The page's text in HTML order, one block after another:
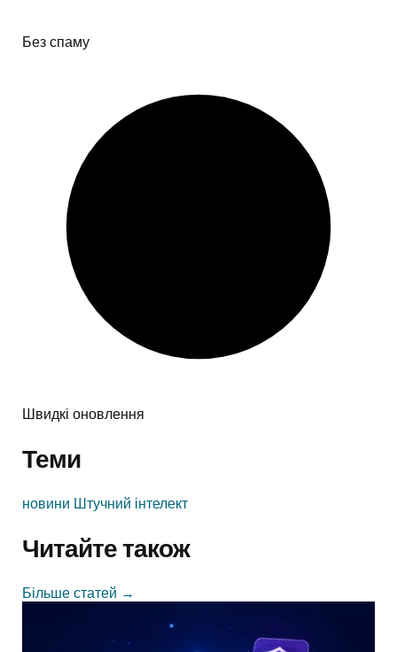
Без спаму
Швидкі оновлення
Теми
новини Штучний інтелект
Читайте також
Більше статей →